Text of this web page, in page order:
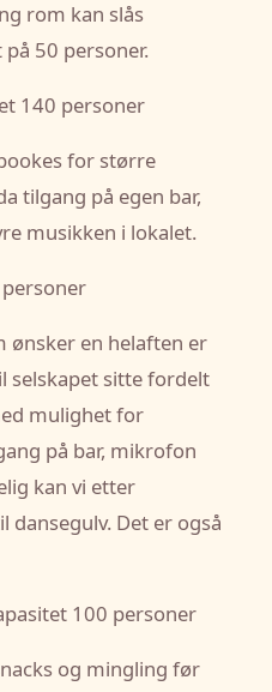
rom kan slås
50 personer.
140 personer
for større
tilgang på egen bar,
musikken i lokalet.
ønsker en helaften er
selskapet sitte fordelt
mulighet for
på bar, mikrofon
kan vi etter
dansegulv. Det er også
100 personer
og mingling før